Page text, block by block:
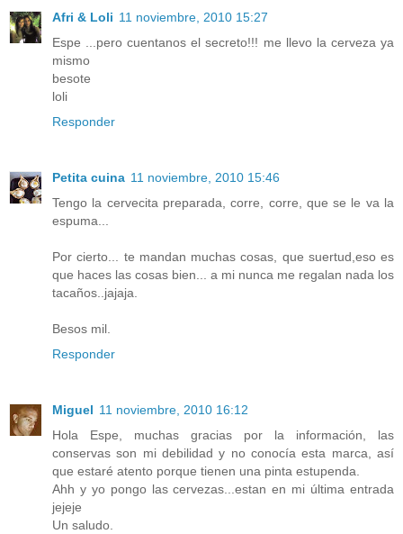
Afri & Loli 11 noviembre, 2010 15:27
Espe ...pero cuentanos el secreto!!! me llevo la cerveza ya
mismo
besote
loli
Responder
Petita cuina 11 noviembre, 2010 15:46
Tengo la cervecita preparada, corre, corre, que se le va la
espuma...
Por cierto... te mandan muchas cosas, que suertud,eso es
que haces las cosas bien... a mi nunca me regalan nada los
tacaños..jajaja.
Besos mil.
Responder
Miguel 11 noviembre, 2010 16:12
Hola Espe, muchas gracias por la información, las
conservas son mi debilidad y no conocía esta marca, así
que estaré atento porque tienen una pinta estupenda.
Ahh y yo pongo las cervezas...estan en mi última entrada
jejeje
Un saludo.